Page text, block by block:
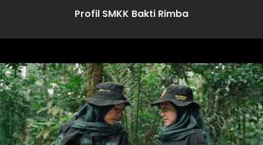
Profil SMKK Bakti Rimba